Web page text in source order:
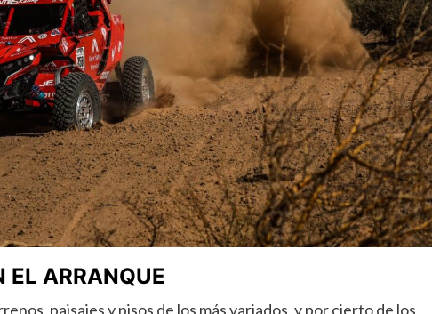
EL ARRANQUE
paisajes y pisos de los más variados, y por cierto de los